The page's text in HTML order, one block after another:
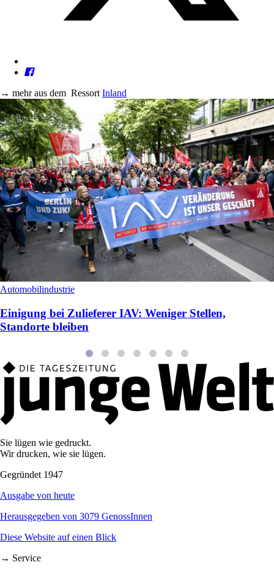
→ mehr aus dem Ressort Inland
Automobilindustrie
Einigung bei Zulieferer IAV: Weniger Stellen,
Standorte bleiben
Sie lügen wie gedruckt.
Wir drucken, wie sie lügen.
Gegründet 1947
Ausgabe von heute
Herausgegeben von 3079 GenossInnen
Diese Website auf einen Blick
→ Service